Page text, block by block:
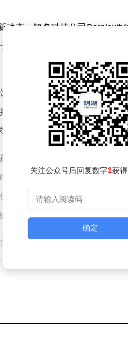
动态，知名科技公司
重大升级，引入混合AI调度能
司在今年2月推出的基于云端
全方位的智能服务。此次升级
具备自动拆分任务的能力，能
于涉及敏感数据的任务，如金
用户数据的安全性和隐私性
。
则会调用云端前沿模型，利用
案。Perplexity方面表示，真
关注公众号后回复数字1获
确定